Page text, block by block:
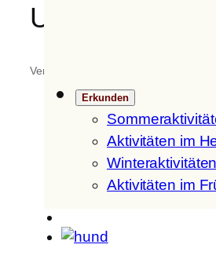
Erkunden
Aktivitäten im
Winteraktivitäten
Aktivitäten im
Unsere Tiere
Verfasst von